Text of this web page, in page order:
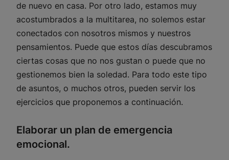
de nuevo en casa. Por otro lado, estamos muy
acostumbrados a la multitarea, no solemos estar
conectados con nosotros mismos y nuestros
pensamientos. Puede que estos días descubramos
ciertas cosas que no nos gustan o puede que no
gestionemos bien la soledad. Para todo este tipo
de asuntos, o muchos otros, pueden servir los
ejercicios que proponemos a continuación.
Elaborar un plan de emergencia
emocional.